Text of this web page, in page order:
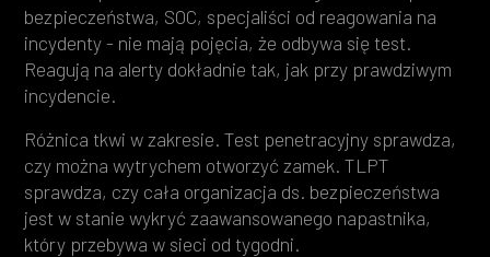
bezpieczeństwa, SOC, specjaliści od reagowania na
incydenty - nie mają pojęcia, że odbywa się test.
Reagują na alerty dokładnie tak, jak przy prawdziwym
incydencie.
Różnica tkwi w zakresie. Test penetracyjny sprawdza,
czy można wytrychem otworzyć zamek. TLPT
sprawdza, czy cała organizacja ds. bezpieczeństwa
jest w stanie wykryć zaawansowanego napastnika,
który przebywa w sieci od tygodni.